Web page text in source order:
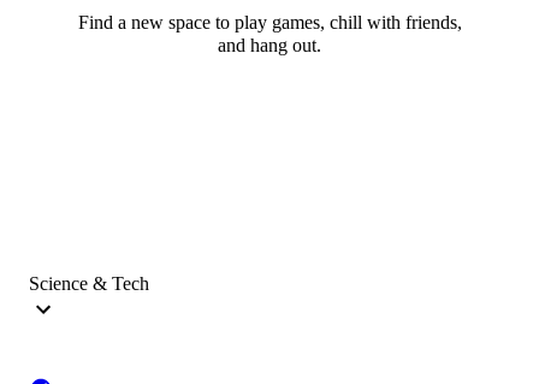
Find a new space to play games, chill with friends,
and hang out.
Science & Tech